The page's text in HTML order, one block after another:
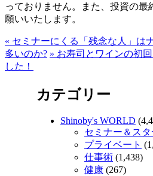
っておりません。また、投資の最
願いいたします。
« セミナーにくる「残念な人」は
多いのか? » お寿司とワインの初
した！
カテゴリー
Shinoby's WORLD
セミナー＆ス
プライベート
仕事術 (1,438)
健康 (267)